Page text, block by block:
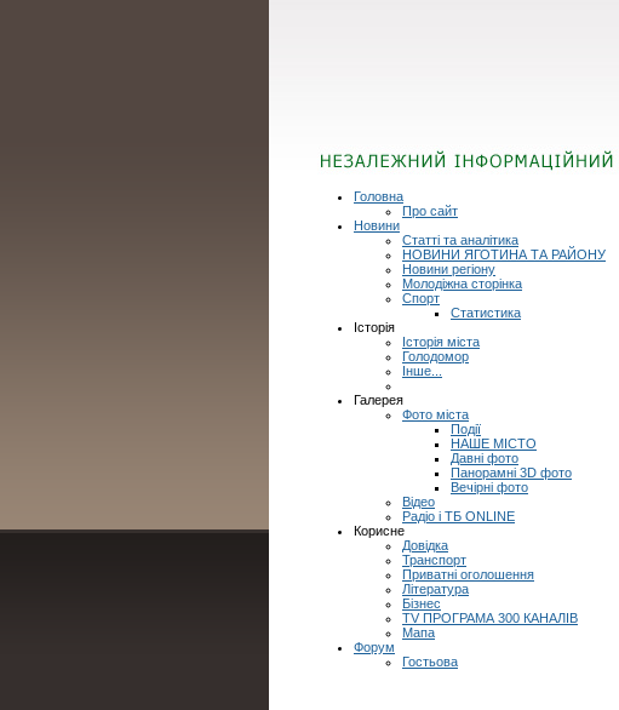
Головна
Про сайт
Новини
Статті та аналітика
НОВИНИ ЯГОТИНА ТА РАЙОНУ
Новини регіону
Молодіжна сторінка
Спорт
Статистика
Історія
Історія міста
Голодомор
Інше...
Галерея
Фото міста
Події
НАШЕ МІСТО
Давні фото
Панорамні 3D фото
Вечірні фото
Відео
Радіо і ТБ ONLINE
Корисне
Довідка
Транспорт
Приватні оголошення
Література
Бізнес
TV ПРОГРАМА 300 КАНАЛІВ
Мапа
Форум
Гостьова